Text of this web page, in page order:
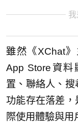
雖然《XChat
App Store資
置、聯絡人、
功能存在落差
際使用體驗與用